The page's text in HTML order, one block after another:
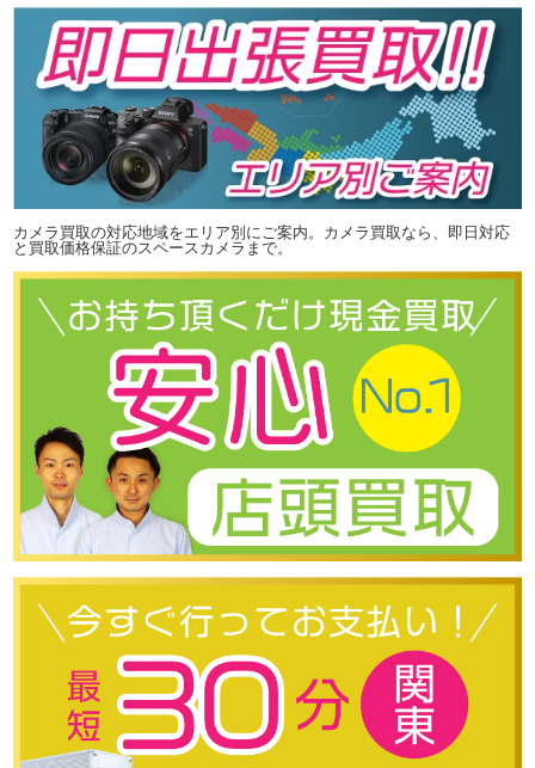
カメラ買取の対応地域をエリア別にご案内。カメラ買取なら、即日対応
と買取価格保証のスペースカメラまで。